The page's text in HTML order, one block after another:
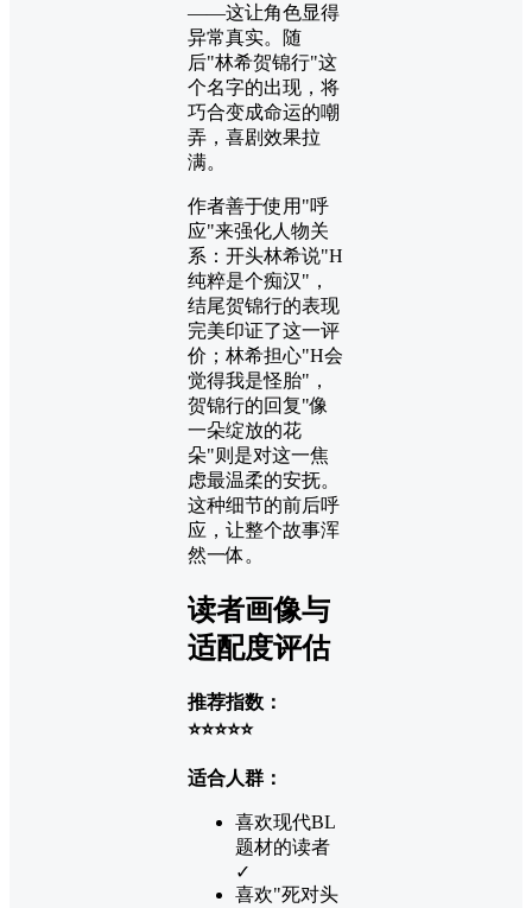
——这让角色显得
异常真实。随
后"林希贺锦行"这
个名字的出现，将
巧合变成命运的嘲
弄，喜剧效果拉
满。
作者善于使用"呼
应"来强化人物关
系：开头林希说"H
纯粹是个痴汉"，
结尾贺锦行的表现
完美印证了这一评
价；林希担心"H会
觉得我是怪胎"，
贺锦行的回复"像
一朵绽放的花
朵"则是对这一焦
虑最温柔的安抚。
这种细节的前后呼
应，让整个故事浑
然一体。
读者画像与
适配度评估
推荐指数：
⭐⭐⭐⭐⭐
适合人群：
喜欢现代BL
题材的读者
✓
喜欢"死对头